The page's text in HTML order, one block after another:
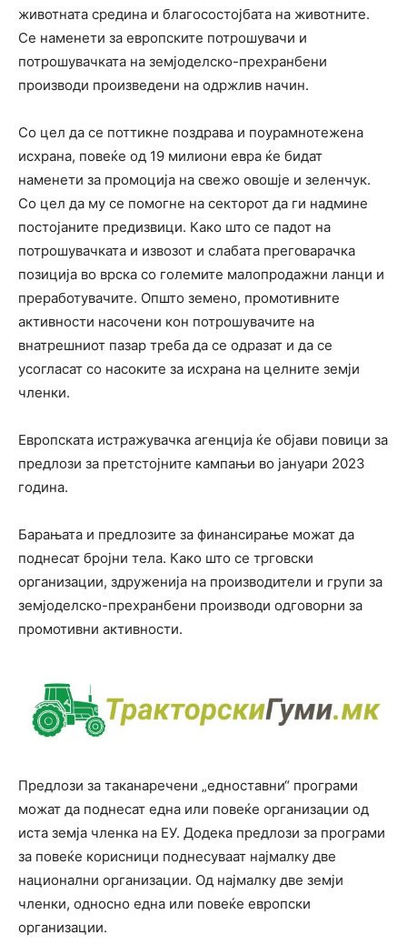
животната средина и благосостојбата на животните.
Се наменети за европските потрошувачи и
потрошувачката на земјоделско-прехранбени
производи произведени на одржлив начин.
Со цел да се поттикне поздрава и поурамнотежена
исхрана, повеќе од 19 милиони евра ќе бидат
наменети за промоција на свежо овошје и зеленчук.
Со цел да му се помогне на секторот да ги надмине
постојаните предизвици. Како што се падот на
потрошувачката и извозот и слабата преговарачка
позиција во врска со големите малопродажни ланци и
преработувачите. Општо земено, промотивните
активности насочени кон потрошувачите на
внатрешниот пазар треба да се одразат и да се
усогласат со насоките за исхрана на целните земји
членки.
Европската истражувачка агенција ќе објави повици за
предлози за претстојните кампањи во јануари 2023
година.
Барањата и предлозите за финансирање можат да
поднесат бројни тела. Како што се трговски
организации, здруженија на производители и групи за
земјоделско-прехранбени производи одговорни за
промотивни активности.
Предлози за таканаречени „едноставни“ програми
можат да поднесат една или повеќе организации од
иста земја членка на ЕУ. Додека предлози за програми
за повеќе корисници поднесуваат најмалку две
национални организации. Од најмалку две земји
членки, односно една или повеќе европски
организации.